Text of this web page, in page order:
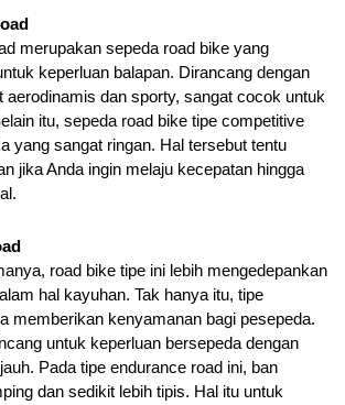
merupakan sepeda road bike yang
keperluan balapan. Dirancang dengan
aerodinamis dan sporty, sangat cocok untuk
itu, sepeda road bike tipe competitive
yang sangat ringan. Hal tersebut tentu
jika Anda ingin melaju kecepatan hingga
road bike tipe ini lebih mengedepankan
hal kayuhan. Tak hanya itu, tipe
memberikan kenyamanan bagi pesepeda.
untuk keperluan bersepeda dengan
Pada tipe endurance road ini, ban
dan sedikit lebih tipis. Hal itu untuk